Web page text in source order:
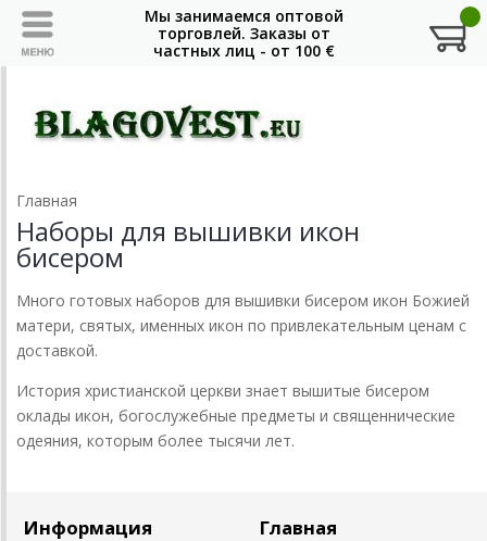
Главная
Наборы для вышивки икон
бисером
Много готовых наборов для вышивки бисером икон Божией
матери, святых, именных икон по привлекательным ценам с
доставкой.
История христианской церкви знает вышитые бисером
оклады икон, богослужебные предметы и священнические
одеяния, которым более тысячи лет.
Информация
Главная